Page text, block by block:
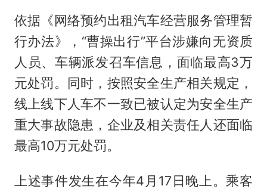
依据《网络预约出租汽车经营服务管理暂
行办法》，“曹操出行”平台涉嫌向无资质
人员、车辆派发召车信息，面临最高3万
元处罚。同时，按照安全生产相关规定，
线上线下人车不一致已被认定为安全生产
重大事故隐患，企业及相关责任人还面临
最高10万元处罚。
上述事件发生在今年4月17日晚上。乘客